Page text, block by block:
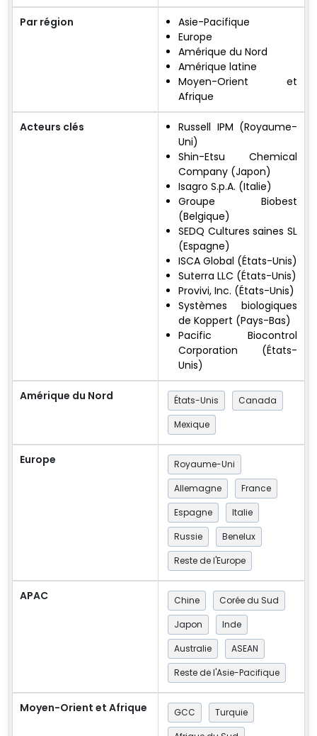
Par région
Asie-Pacifique
Europe
Amérique du Nord
Amérique latine
Moyen-Orient et
Afrique
Acteurs clés
Russell IPM (Royaume-
Uni)
Shin-Etsu Chemical
Company (Japon)
Isagro S.p.A. (Italie)
Groupe Biobest
(Belgique)
SEDQ Cultures saines SL
(Espagne)
ISCA Global (États-Unis)
Suterra LLC (États-Unis)
Provivi, Inc. (États-Unis)
Systèmes biologiques
de Koppert (Pays-Bas)
Pacific Biocontrol
Corporation (États-
Unis)
Amérique du Nord États-Unis
Canada
Mexique
Europe
Royaume-Uni
Allemagne
France
Espagne
Italie
Russie
Benelux
Reste de l'Europe
APAC Chine
Corée du Sud
Japon
Inde
Australie
ASEAN
Reste de l'Asie-Pacifique
Moyen-Orient et Afrique GCC
Turquie